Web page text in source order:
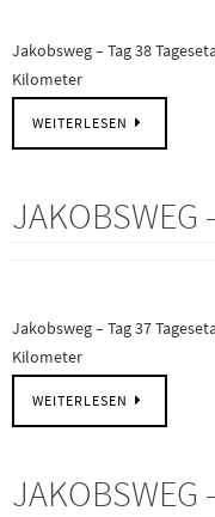
Jakobsweg – Tag 38
Kilometer
WEITERLESEN
JAKOBSWEG
Jakobsweg – Tag 37
Kilometer
WEITERLESEN
JAKOBSWEG